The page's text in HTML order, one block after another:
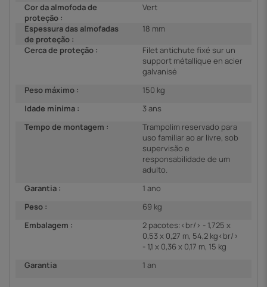
Cor da almofoda de
proteção :
Vert
Espessura das almofadas
de proteção :
18 mm
Cerca de proteção :
Filet antichute fixé sur un
support métallique en acier
galvanisé
Peso máximo :
150 kg
Idade mínima :
3 ans
Tempo de montagem :
Trampolim reservado para
uso familiar ao ar livre, sob
supervisão e
responsabilidade de um
adulto.
Garantia :
1 ano
Peso :
69 kg
Embalagem :
2 pacotes:<br/> - 1,725 x
0,53 x 0,27 m, 54,2 kg<br/>
- 1,1 x 0,36 x 0,17 m, 15 kg
Garantia
1 an